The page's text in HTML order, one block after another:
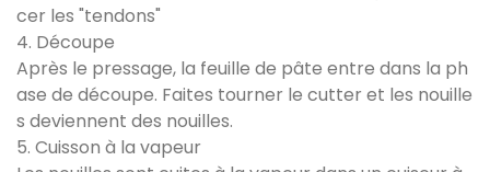
cer les "tendons"
4. Découpe
Après le pressage, la feuille de pâte entre dans la ph
ase de découpe. Faites tourner le cutter et les nouille
s deviennent des nouilles.
5. Cuisson à la vapeur